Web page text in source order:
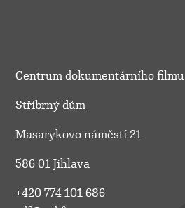
Centrum dokumentárního filmu
Stříbrný dům
Masarykovo náměstí 21
586 01 Jihlava
+420 774 101 686